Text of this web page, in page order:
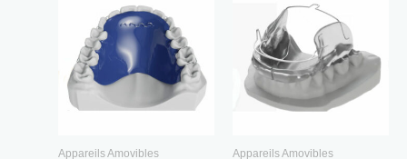
Appareils Amovibles Appareils Amovibles